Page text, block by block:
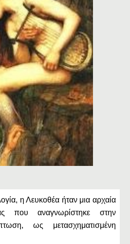
η Λευκοθέα ήταν μια αρχαία
που αναγνωρίστηκε στην
ως μετασχηματισμένη